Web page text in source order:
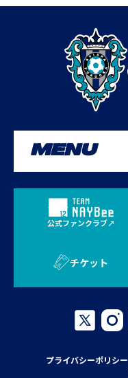
MENU
公式ファンクラブ
チケット
プライバシーポリシー